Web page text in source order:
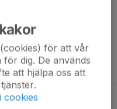
kontaktuppgifterna i
efter att lära känna dig!
lagsida!
för att vår
dig. De används
att hjälpa oss att
cookies